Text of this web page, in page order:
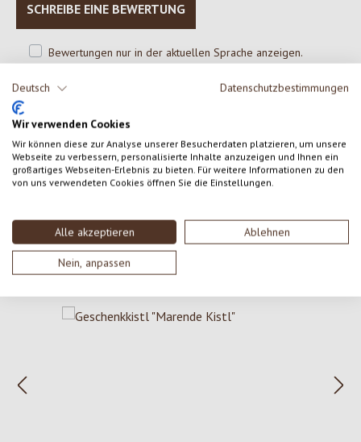
Deutsch Datenschutzbestimmungen
Wir verwenden Cookies
Wir können diese zur Analyse unserer Besucherdaten platzieren, um unsere
Webseite zu verbessern, personalisierte Inhalte anzuzeigen und Ihnen ein
großartiges Webseiten-Erlebnis zu bieten. Für weitere Informationen zu den
von uns verwendeten Cookies öffnen Sie die Einstellungen.
Alle akzeptieren Ablehnen
Nein, anpassen
SCHREIBE EINE BEWERTUNG
Bewertungen nur in der aktuellen Sprache anzeigen.
Keine Bewertungen gefunden. Gehe voran und teile
deine Erkenntnisse mit anderen.
Produktgalerie überspringen
Könnte dich auch interessieren